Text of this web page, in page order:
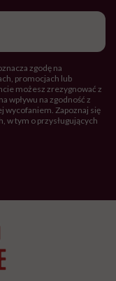
zgodę na
promocjach lub
możesz zrezygnować z
wpływu na zgodność z
wycofaniem. Zapoznaj się
w tym o przysługujących